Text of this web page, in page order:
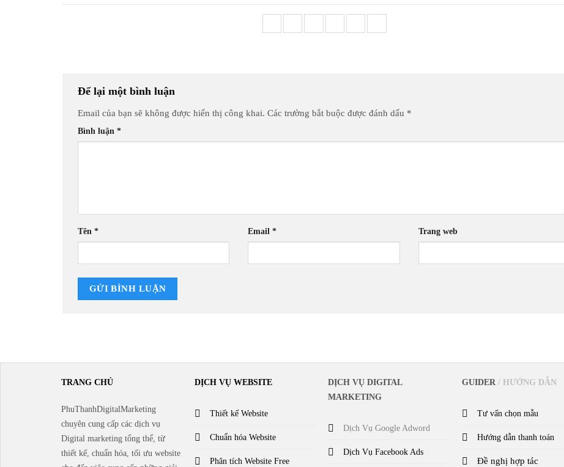
Để lại một bình luận
Email của bạn sẽ không được hiển thị công khai. Các trường bắt buộc được đánh dấu *
Bình luận *
Tên * Email* Trang web
TRANG CHỦ
PhuThanhDigitalMarketing
chuyên cung cấp các dịch vụ
Digital marketing tổng thể, từ
thiết kế, chuẩn hóa, tối ưu website
DỊCH VỤ WEBSITE
Thiết kế Website
Chuẩn hóa Website
Phân tích Website Free
DỊCH VỤ DIGITAL
MARKETING
Dịch Vụ Google Adword
Dịch Vụ Facebook Ads
GUIDER / HƯỚNG DẪN
Tư vấn chọn mẫu
Hướng dẫn thanh toán
Đề nghị hợp tác